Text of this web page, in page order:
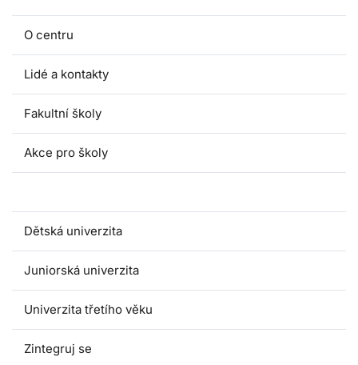
O centru
Lidé a kontakty
Fakultní školy
Akce pro školy
Dětská univerzita
Juniorská univerzita
Univerzita třetího věku
Zintegruj se